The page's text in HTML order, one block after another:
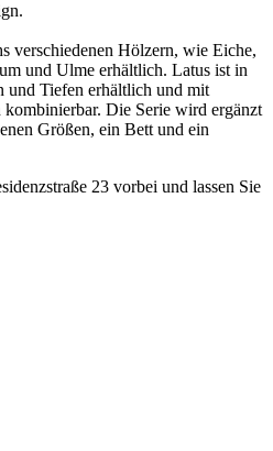
verschiedenen Hölzern, wie Eiche,
und Ulme erhältlich. Latus ist in
und Tiefen erhältlich und mit
kombinierbar. Die Serie wird ergänzt
Größen, ein Bett und ein
23 vorbei und lassen Sie